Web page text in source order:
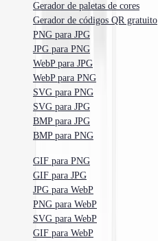
Gerador de paletas de cores
Gerador de códigos QR gratuito
PNG para JPG
JPG para PNG
WebP para JPG
WebP para PNG
SVG para PNG
SVG para JPG
BMP para JPG
BMP para PNG
GIF para PNG
GIF para JPG
JPG para WebP
PNG para WebP
SVG para WebP
GIF para WebP